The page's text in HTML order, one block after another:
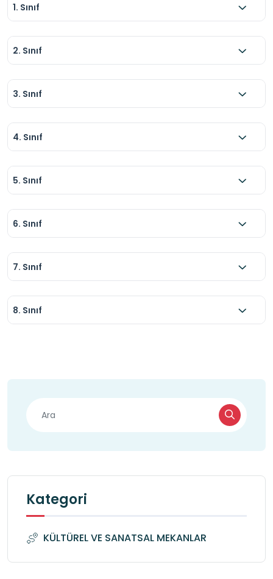
1. Sınıf
2. Sınıf
3. Sınıf
4. Sınıf
5. Sınıf
6. Sınıf
7. Sınıf
8. Sınıf
Kategori
KÜLTÜREL VE SANATSAL MEKANLAR